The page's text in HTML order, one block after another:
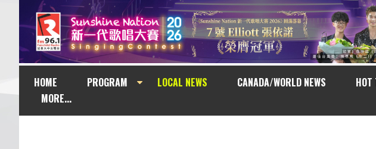
HOME PROGRAM LOCAL NEWS CANADA/WORLD NEWS HOT
MORE...